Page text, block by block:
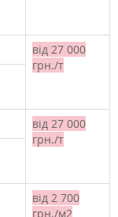
від 27 000
грн./т
від 27 000
грн./т
від 2 700
грн./м2